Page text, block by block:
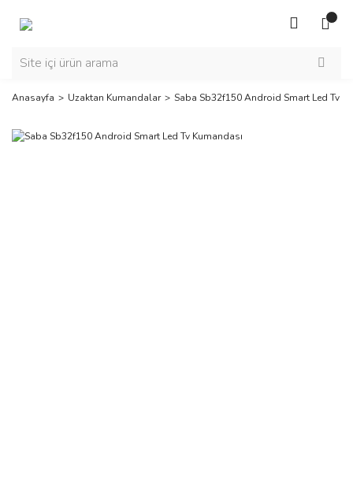
Anasayfa Uzaktan Kumandalar Saba Sb32f150 Android Smart Led Tv